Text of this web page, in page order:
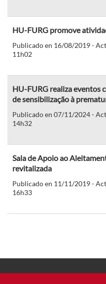
HU-FURG promove
Publicado en 16/08/2019 -
11h02
HU-FURG realiza eventos
de sensibilização à
Publicado en 07/11/2024 -
14h32
Sala de Apoio ao
revitalizada
Publicado en 11/11/2019 -
16h33